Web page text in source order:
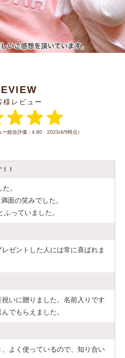
様レビュー
ー総合評価：4.80 2023/4/5時点）
！
。
面の笑みでした。
っていました。
ゼントした人には常に喜ばれま
いに贈りました。名前入りです
でもらえました。
よく使っているので、知り合い